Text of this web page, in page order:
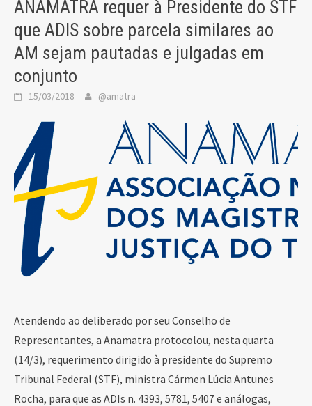
ANAMATRA requer à Presidente do STF
que ADIS sobre parcela similares ao
AM sejam pautadas e julgadas em
conjunto
15/03/2018 @amatra
Atendendo ao deliberado por seu Conselho de
Representantes, a Anamatra protocolou, nesta quarta
(14/3), requerimento dirigido à presidente do Supremo
Tribunal Federal (STF), ministra Cármen Lúcia Antunes
Rocha, para que as ADIs n. 4393, 5781, 5407 e análogas,